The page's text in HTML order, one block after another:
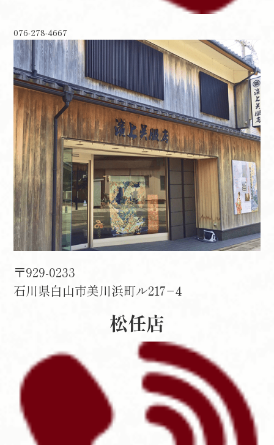
076-278-4667
〒929-0233
石川県白山市美川浜町ル217−4
松任店